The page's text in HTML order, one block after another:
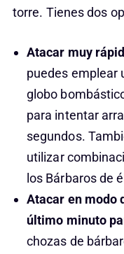
torre. Tienes dos
Atacar muy
puedes emplear
globo
para intentar
segundos.
utilizar
los Bárbaros de
Atacar en modo
último minuto
chozas de